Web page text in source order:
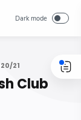
21
Club